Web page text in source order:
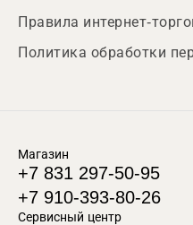
Правила интернет-
Политика обработки
Магазин
+7 831 297-50-95
+7 910-393-80-26
Сервисный центр